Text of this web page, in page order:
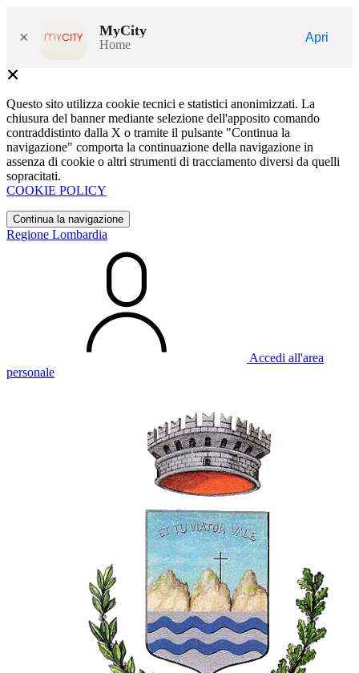
× MyCity
Home
Apri
Questo sito utilizza cookie tecnici e statistici anonimizzati. La
chiusura del banner mediante selezione dell'apposito comando
contraddistinto dalla X o tramite il pulsante "Continua la
navigazione" comporta la continuazione della navigazione in
assenza di cookie o altri strumenti di tracciamento diversi da quelli
sopracitati.
COOKIE POLICY
Continua la navigazione
Regione Lombardia
Accedi all'area
personale